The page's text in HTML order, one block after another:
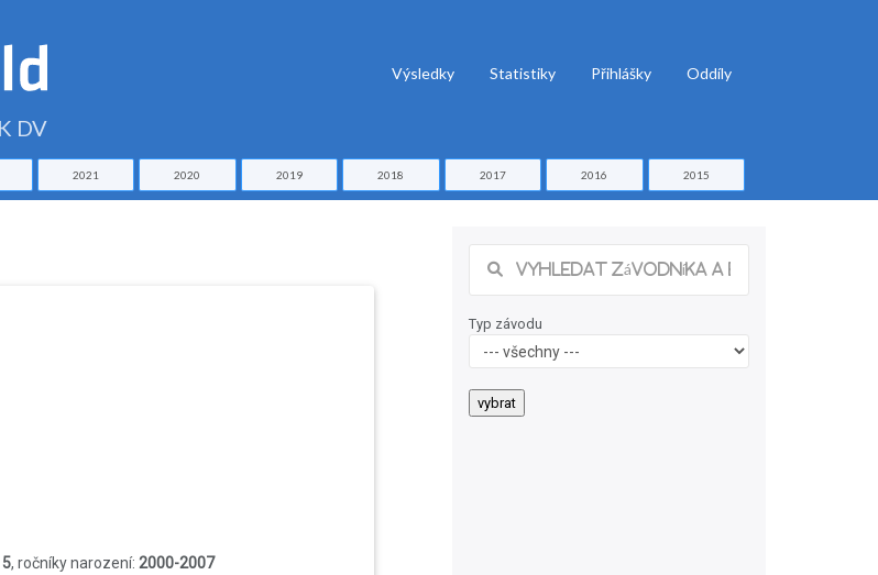
DV
Výsledky Statistiky Přihlášky Oddíly
2021 2020 2019 2018 2017 2016 2015
5, ročníky narození: 2000-2007
Typ závodu